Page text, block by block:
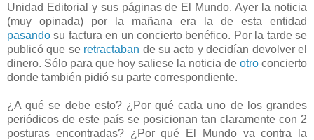
Unidad Editorial y sus páginas de El Mundo. Ayer la noticia
(muy opinada) por la mañana era la de esta entidad
pasando su factura en un concierto benéfico. Por la tarde se
publicó que se retractaban de su acto y decidían devolver el
dinero. Sólo para que hoy saliese la noticia de otro concierto
donde también pidió su parte correspondiente.
¿A qué se debe esto? ¿Por qué cada uno de los grandes
periódicos de este país se posicionan tan claramente con 2
posturas encontradas? ¿Por qué El Mundo va contra la